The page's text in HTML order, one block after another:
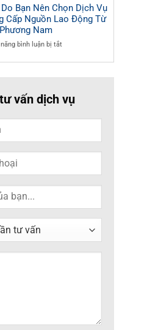
Đất
Phương
Xếp
Hàng
Toàn
Đất
Nam
3
Lợi
Thuê
Trung
Tâm
Thương
Do Bạn Nên Chọn Dịch Vụ
Cấp Nguồn Lao Động Từ
Nam
bình luận bị tắtở
Lý
Nên
Chọn
Phương
Nam
vấn dịch vụ